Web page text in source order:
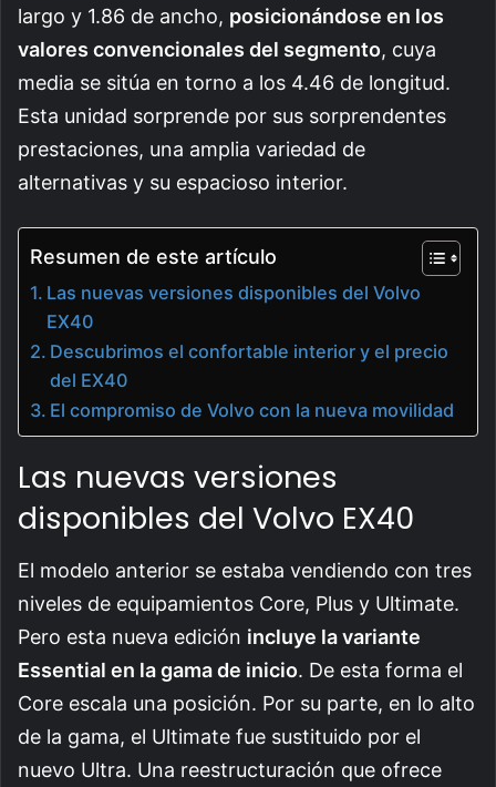
largo y 1.86 de ancho, posicionándose en los
valores convencionales del segmento, cuya
media se sitúa en torno a los 4.46 de longitud.
Esta unidad sorprende por sus sorprendentes
prestaciones, una amplia variedad de
alternativas y su espacioso interior.
Resumen de este artículo
Las nuevas versiones disponibles del Volvo
EX40
Descubrimos el confortable interior y el precio
del EX40
El compromiso de Volvo con la nueva movilidad
Las nuevas versiones
disponibles del Volvo EX40
El modelo anterior se estaba vendiendo con tres
niveles de equipamientos Core, Plus y Ultimate.
Pero esta nueva edición incluye la variante
Essential en la gama de inicio. De esta forma el
Core escala una posición. Por su parte, en lo alto
de la gama, el Ultimate fue sustituido por el
nuevo Ultra. Una reestructuración que ofrece